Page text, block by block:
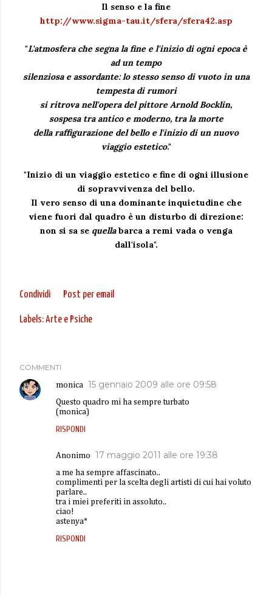
Il senso e la fine
http://www.sigma-tau.it/sfera/sfera42.asp
"L'atmosfera che segna la fine e l'inizio di ogni epoca è
ad un tempo
silenziosa e assordante: lo stesso senso di vuoto in una
tempesta di rumori
si ritrova nell'opera del pittore Arnold Bocklin,
sospesa tra antico e moderno, tra la morte
della raffigurazione del bello e l'inizio di un nuovo
viaggio estetico."
"Inizio di un viaggio estetico e fine di ogni illusione
di sopravvivenza del bello.
Il vero senso di una dominante inquietudine che
viene fuori dal quadro è un disturbo di direzione:
non si sa se quellabarca a remi vada o venga
dall'isola".
Condividi Post per email
Labels:Arte e Psiche
COMMENTI
monica 15 gennaio 2009 alle ore 09:58
Questo quadro mi ha sempre turbato
(monica)
RISPONDI
Anonimo 17 maggio 2011 alle ore 19:38
a me ha sempre affascinato..
complimenti per la scelta degli artisti di cui hai voluto
parlare..
tra i miei preferiti in assoluto..
ciao!
astenya*
RISPONDI